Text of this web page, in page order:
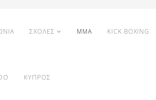
ΣΧΟΛΕΣ MMA KICK BOXING
ΚΥΠΡΟΣ